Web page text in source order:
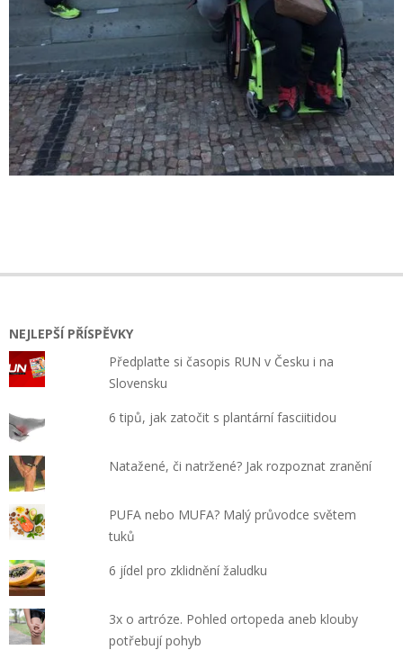
NEJLEPŠÍ PŘÍSPĚVKY
Předplaťte si časopis RUN v Česku i na
Slovensku
6 tipů, jak zatočit s plantární fasciitidou
Natažené, či natržené? Jak rozpoznat zranění
PUFA nebo MUFA? Malý průvodce světem
tuků
6 jídel pro zklidnění žaludku
3x o artróze. Pohled ortopeda aneb klouby
potřebují pohyb